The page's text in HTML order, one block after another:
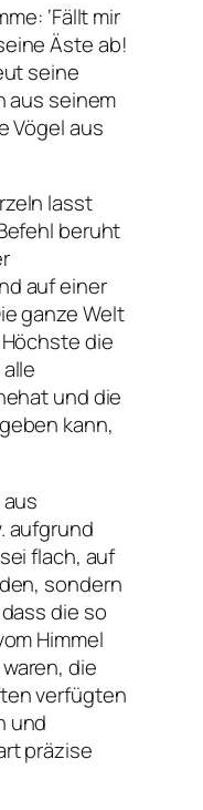
‘Fällt mir
Äste ab!
seine
aus seinem
Vögel aus
lasst
beruht
auf einer
ganze Welt
die
und die
kann,
aufgrund
flach, auf
sondern
die so
Himmel
die
verfügten
und
präzise